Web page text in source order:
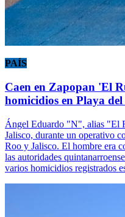
PAÍS
Caen en Zapopan 'El
homicidios en Playa
Ángel Eduardo "N", alias "El
Jalisco, durante un operativo
Roo y Jalisco. El hombre era
las autoridades
varios homicidios registrados